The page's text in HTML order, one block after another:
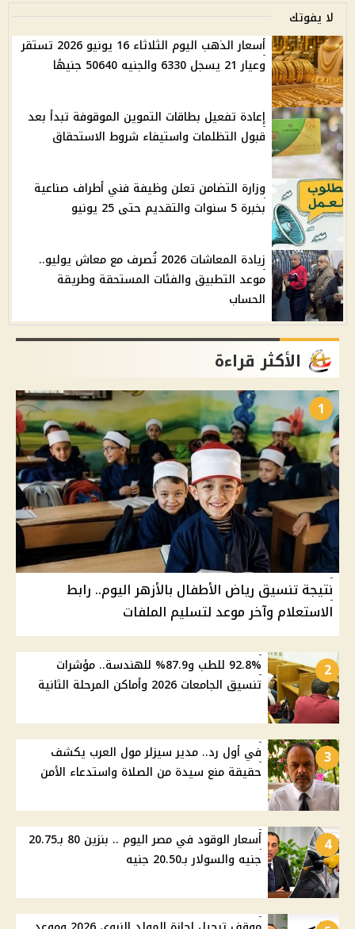
لا يفوتك
أسعار الذهب اليوم الثلاثاء 16 يونيو 2026 تستقر
وعيار 21 يسجل 6330 والجنيه 50640 جنيهًا
إعادة تفعيل بطاقات التموين الموقوفة تبدأ بعد
قبول التظلمات واستيفاء شروط الاستحقاق
وزارة التضامن تعلن وظيفة فني أطراف صناعية
بخبرة 5 سنوات والتقديم حتى 25 يونيو
زيادة المعاشات 2026 تُصرف مع معاش يوليو..
موعد التطبيق والفئات المستحقة وطريقة
الحساب
الأكثر قراءة
1
نتيجة تنسيق رياض الأطفال بالأزهر اليوم.. رابط
الاستعلام وآخر موعد لتسليم الملفات
2
92.8% للطب و87.9% للهندسة.. مؤشرات
تنسيق الجامعات 2026 وأماكن المرحلة الثانية
3
في أول رد.. مدير سيزلر مول العرب يكشف
حقيقة منع سيدة من الصلاة واستدعاء الأمن
4
أسعار الوقود في مصر اليوم .. بنزين 80 بـ20.75
جنيه والسولار بـ20.50 جنيه